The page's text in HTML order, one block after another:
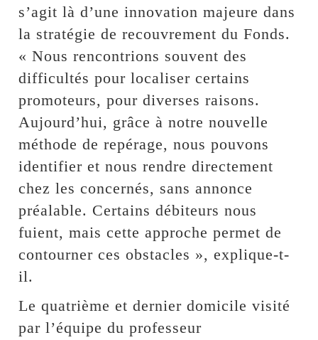
s’agit là d’une innovation majeure dans
la stratégie de recouvrement du Fonds.
« Nous rencontrions souvent des
difficultés pour localiser certains
promoteurs, pour diverses raisons.
Aujourd’hui, grâce à notre nouvelle
méthode de repérage, nous pouvons
identifier et nous rendre directement
chez les concernés, sans annonce
préalable. Certains débiteurs nous
fuient, mais cette approche permet de
contourner ces obstacles », explique-t-
il.
Le quatrième et dernier domicile visité
par l’équipe du professeur